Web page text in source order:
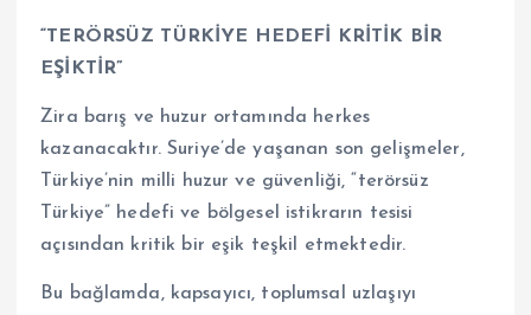
“TERÖRSÜZ TÜRKİYE HEDEFİ KRİTİK BİR
EŞİKTİR”
Zira barış ve huzur ortamında herkes
kazanacaktır. Suriye’de yaşanan son gelişmeler,
Türkiye’nin milli huzur ve güvenliği, “terörsüz
Türkiye” hedefi ve bölgesel istikrarın tesisi
açısından kritik bir eşik teşkil etmektedir.
Bu bağlamda, kapsayıcı, toplumsal uzlaşıyı